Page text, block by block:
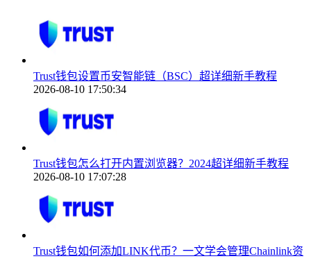
Trust钱包设置币安智能链（BSC）超详细新手教程
2026-08-10 17:50:34
Trust钱包怎么打开内置浏览器？2024超详细新手教程
2026-08-10 17:07:28
Trust钱包如何添加LINK代币？一文学会管理Chainlink资